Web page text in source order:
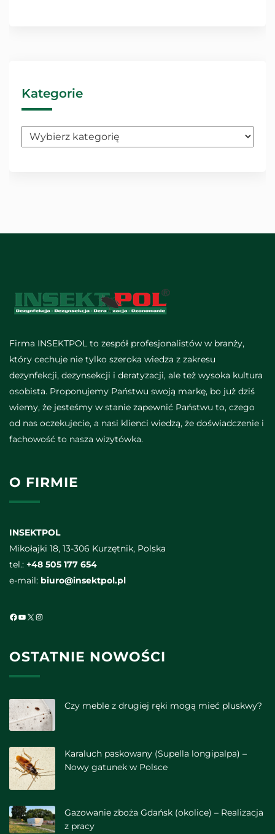
Kategorie
Kategorie
Firma INSEKTPOL to zespół profesjonalistów w branży,
który cechuje nie tylko szeroka wiedza z zakresu
dezynfekcji, dezynsekcji i deratyzacji, ale też wysoka kultura
osobista. Proponujemy Państwu swoją markę, bo już dziś
wiemy, że jesteśmy w stanie zapewnić Państwu to, czego
od nas oczekujecie, a nasi klienci wiedzą, że doświadczenie i
fachowość to nasza wizytówka.
O FIRMIE
INSEKTPOL
Mikołajki 18, 13-306 Kurzętnik, Polska
tel.: +48 505 177 654
e-mail: biuro@insektpol.pl
Facebook
YouTube
X Instagram
OSTATNIE NOWOŚCI
Czy meble z drugiej ręki mogą mieć pluskwy?
Karaluch paskowany (Supella longipalpa) –
Nowy gatunek w Polsce
Gazowanie zboża Gdańsk (okolice) – Realizacja
z pracy